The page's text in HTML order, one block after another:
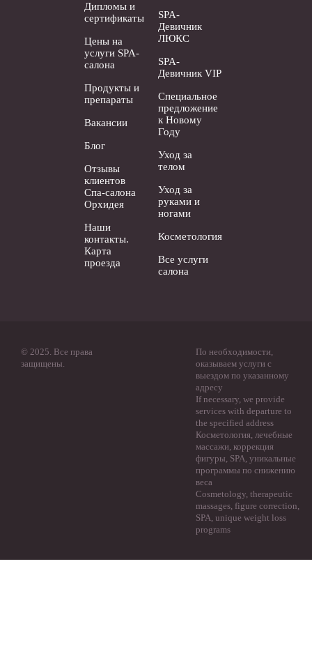
Дипломы и
сертификаты
Цены на
услуги SPA-
салона
Продукты и
препараты
Вакансии
Блог
Отзывы
клиентов
Спа-салона
Орхидея
Наши
контакты.
Карта
проезда
SPA-
Девичник
ЛЮКС
SPA-
Девичник VIP
Специальное
предложение
к Новому
Году
Уход за
телом
Уход за
руками и
ногами
Косметология
Все услуги
салона
© 2025. Все права
защищены.
По необходимости,
оказываем услуги с
выездом по указанному
адресу
If necessary, we provide
services with departure to
the specified address
Косметология, лечебные
массажи, коррекция
фигуры, SPA, уникальные
программы по снижению
веса
Cosmetology, therapeutic
massages, figure correction,
SPA, unique weight loss
programs